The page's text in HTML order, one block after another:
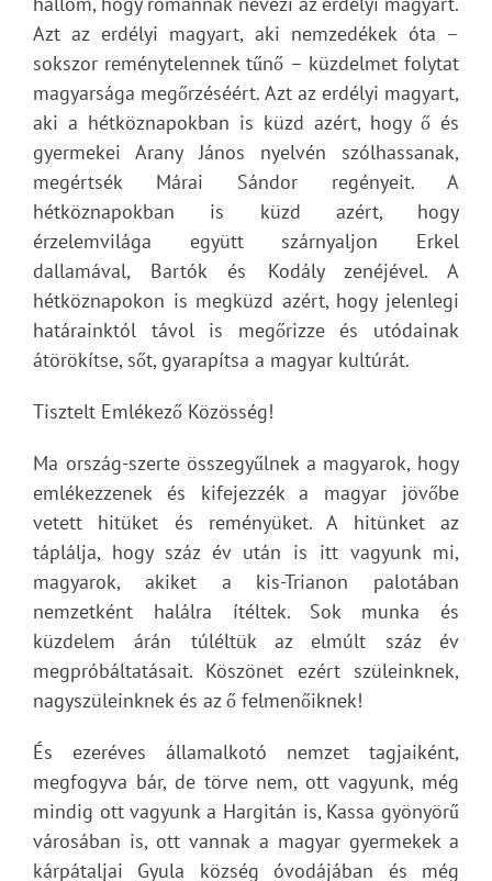
Azt az erdélyi magyart, aki nemzedékek óta –
sokszor reménytelennek tűnő – küzdelmet folytat
magyarsága megőrzéséért. Azt az erdélyi magyart,
aki a hétköznapokban is küzd azért, hogy ő és
gyermekei Arany János nyelvén szólhassanak,
megértsék Márai Sándor regényeit. A
hétköznapokban is küzd azért, hogy
érzelemvilága együtt szárnyaljon Erkel
dallamával, Bartók és Kodály zenéjével. A
hétköznapokon is megküzd azért, hogy jelenlegi
határainktól távol is megőrizze és utódainak
átörökítse, sőt, gyarapítsa a magyar kultúrát.
Tisztelt Emlékező Közösség!
Ma ország-szerte összegyűlnek a magyarok, hogy
emlékezzenek és kifejezzék a magyar jövőbe
vetett hitüket és reményüket. A hitünket az
táplálja, hogy száz év után is itt vagyunk mi,
magyarok, akiket a kis-Trianon palotában
nemzetként halálra ítéltek. Sok munka és
küzdelem árán túléltük az elmúlt száz év
megpróbáltatásait. Köszönet ezért szüleinknek,
nagyszüleinknek és az ő felmenőiknek!
És ezeréves államalkotó nemzet tagjaiként,
megfogyva bár, de törve nem, ott vagyunk, még
mindig ott vagyunk a Hargitán is, Kassa gyönyörű
városában is, ott vannak a magyar gyermekek a
kárpátaljai Gyula község óvodájában és még